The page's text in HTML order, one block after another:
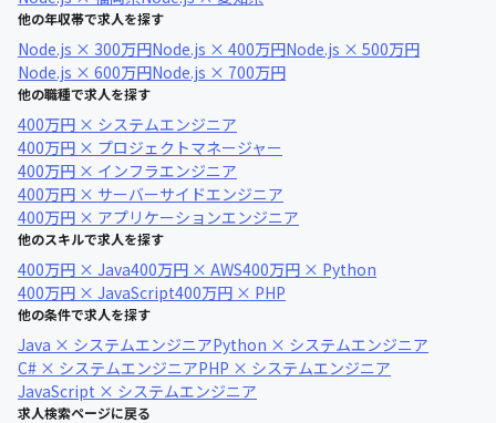
他の年収帯で求人を探す
Node.js × 300万円Node.js × 400万円Node.js × 500万円
Node.js × 600万円Node.js × 700万円
他の職種で求人を探す
400万円 × システムエンジニア
400万円 × プロジェクトマネージャー
400万円 × インフラエンジニア
400万円 × サーバーサイドエンジニア
400万円 × アプリケーションエンジニア
他のスキルで求人を探す
400万円 × Java400万円 × AWS400万円 × Python
400万円 × JavaScript400万円 × PHP
他の条件で求人を探す
Java × システムエンジニアPython × システムエンジニア
C# × システムエンジニアPHP × システムエンジニア
JavaScript × システムエンジニア
求人検索ページに戻る